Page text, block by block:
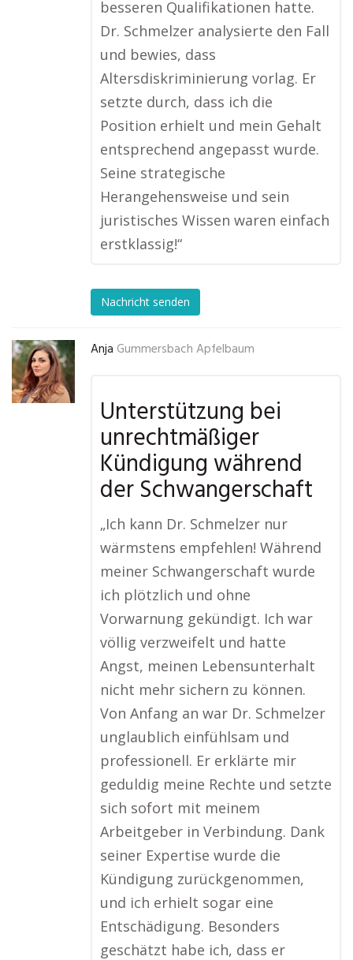
besseren Qualifikationen hatte.
Dr. Schmelzer analysierte den Fall
und bewies, dass
Altersdiskriminierung vorlag. Er
setzte durch, dass ich die
Position erhielt und mein Gehalt
entsprechend angepasst wurde.
Seine strategische
Herangehensweise und sein
juristisches Wissen waren einfach
erstklassig!“
Nachricht senden
Anja Gummersbach Apfelbaum
Unterstützung bei
unrechtmäßiger
Kündigung während
der Schwangerschaft
„Ich kann Dr. Schmelzer nur
wärmstens empfehlen! Während
meiner Schwangerschaft wurde
ich plötzlich und ohne
Vorwarnung gekündigt. Ich war
völlig verzweifelt und hatte
Angst, meinen Lebensunterhalt
nicht mehr sichern zu können.
Von Anfang an war Dr. Schmelzer
unglaublich einfühlsam und
professionell. Er erklärte mir
geduldig meine Rechte und setzte
sich sofort mit meinem
Arbeitgeber in Verbindung. Dank
seiner Expertise wurde die
Kündigung zurückgenommen,
und ich erhielt sogar eine
Entschädigung. Besonders
geschätzt habe ich, dass er